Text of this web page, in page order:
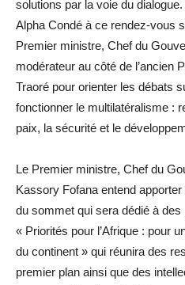
solutions par la voie du
Alpha Condé à ce rendez-vous
Premier ministre, Chef du
modérateur au côté de l’ancien
Traoré pour orienter les débats
fonctionner le multilatéralisme :
paix, la sécurité et le
Le Premier ministre, Chef du
Kassory Fofana entend
du sommet qui sera dédié à
« Priorités pour l’Afrique : pour
du continent » qui réunira des
premier plan ainsi que des